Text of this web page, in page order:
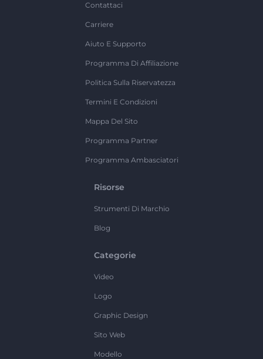
Contattaci
Carriere
Aiuto E Supporto
Programma Di Affiliazione
Politica Sulla Riservatezza
Termini E Condizioni
Mappa Del Sito
Programma Partner
Programma Ambasciatori
Risorse
Strumenti Di Marchio
Blog
Categorie
Video
Logo
Graphic Design
Sito Web
Modello